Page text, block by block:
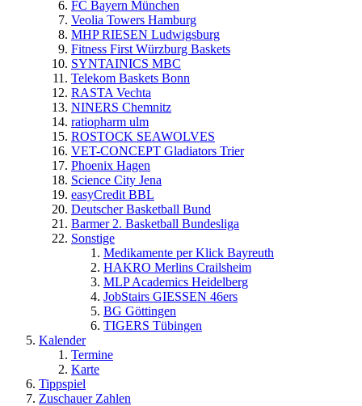
FC Bayern München
Veolia Towers Hamburg
MHP RIESEN Ludwigsburg
Fitness First Würzburg Baskets
SYNTAINICS MBC
Telekom Baskets Bonn
RASTA Vechta
NINERS Chemnitz
ratiopharm ulm
ROSTOCK SEAWOLVES
VET-CONCEPT Gladiators Trier
Phoenix Hagen
Science City Jena
easyCredit BBL
Deutscher Basketball Bund
Barmer 2. Basketball Bundesliga
Sonstige
Medikamente per Klick Bayreuth
HAKRO Merlins Crailsheim
MLP Academics Heidelberg
JobStairs GIESSEN 46ers
BG Göttingen
TIGERS Tübingen
Kalender
Termine
Karte
Tippspiel
Zuschauer Zahlen